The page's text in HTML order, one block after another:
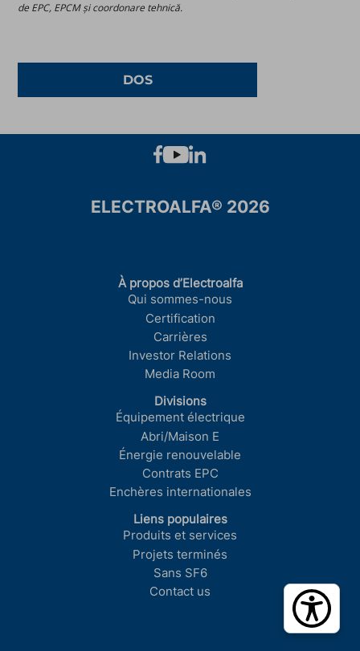
de EPC, EPCM și coordonare tehnică.
DOS
ELECTROALFA® 2026
À propos d’Electroalfa
Qui sommes-nous
Certification
Carrières
Investor Relations
Media Room
Divisions
Équipement électrique
Abri/Maison E
Énergie renouvelable
Contrats EPC
Enchères internationales
Liens populaires
Produits et services
Projets terminés
Sans SF6
Contact us